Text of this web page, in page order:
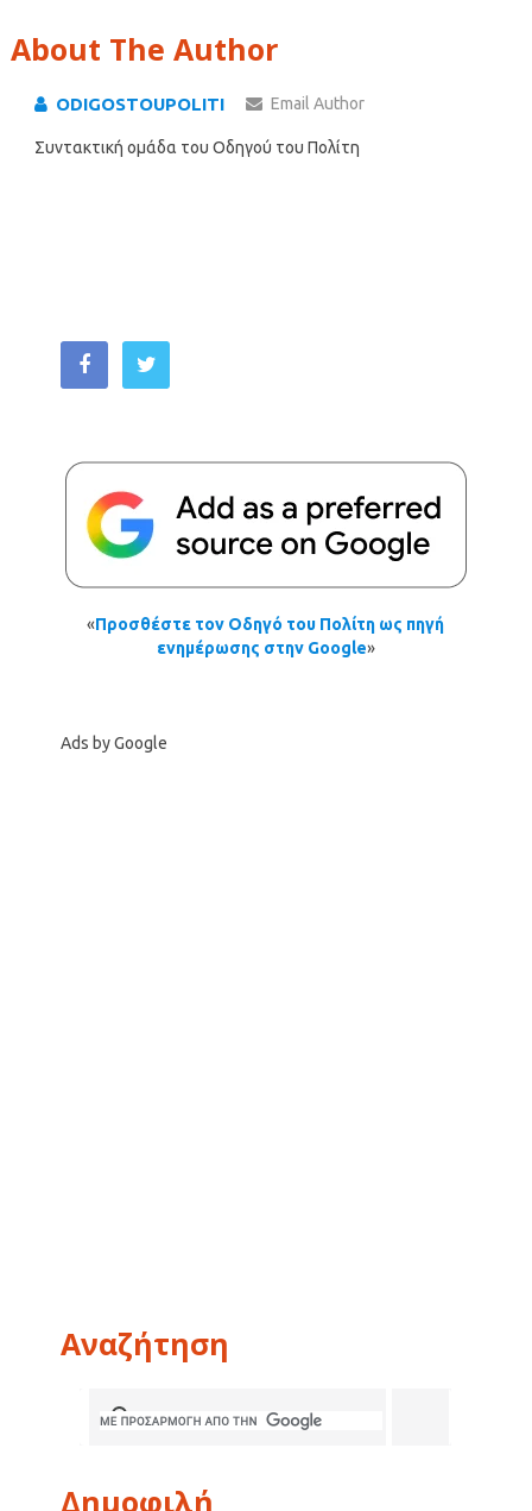
About The Author
ODIGOSTOUPOLITI Email Author
Συντακτική ομάδα του Οδηγού του Πολίτη
«Προσθέστε τον Οδηγό του Πολίτη ως πηγή
ενημέρωσης στην Google»
Ads by Google
Αναζήτηση
Δημοφιλή